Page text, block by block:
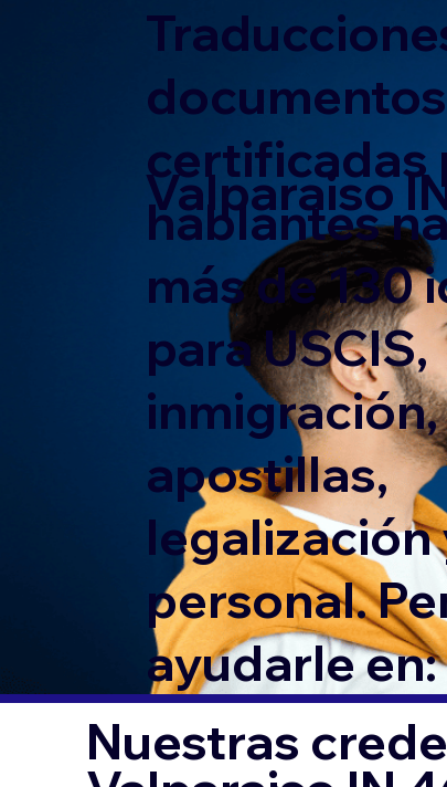
documentos
certificadas
hablantes
más de 130
para USCIS,
inmigración,
apostillas,
legalización
personal.
ayudarle en:
Valparaiso
Nuestras